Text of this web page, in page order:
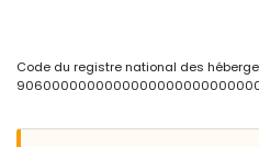
Plage la plus proche : El Arenal (à
Code du registre national des